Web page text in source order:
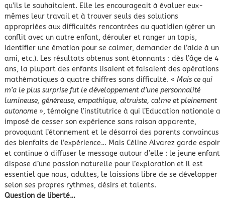
qu’ils le souhaitaient. Elle les encourageait à évaluer eux-
mêmes leur travail et à trouver seuls des solutions
appropriées aux difficultés rencontrées au quotidien (gérer un
conflit avec un autre enfant, dérouler et ranger un tapis,
identifier une émotion pour se calmer, demander de l’aide à un
ami, etc.). Les résultats obtenus sont étonnants : dès l’âge de 4
ans, la plupart des enfants lisaient et faisaient des opérations
mathématiques à quatre chiffres sans difficulté. « Mais ce qui
m’a le plus surprise fut le développement d’une personnalité
lumineuse, généreuse, empathique, altruiste, calme et pleinement
autonome», témoigne l’institutrice à qui l’Education nationale a
imposé de cesser son expérience sans raison apparente,
provoquant l’étonnement et le désarroi des parents convaincus
des bienfaits de l’expérience… Mais Céline Alvarez garde espoir
et continue à diffuser le message autour d’elle : le jeune enfant
dispose d’une passion naturelle pour l’exploration et il est
essentiel que nous, adultes, le laissions libre de se développer
selon ses propres rythmes, désirs et talents.
Question de liberté…